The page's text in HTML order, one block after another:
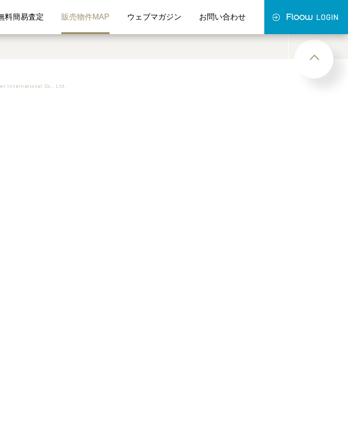
料簡易査定 販売物件MAP ウェブマガジン お問い合わせ
International Co., Ltd.